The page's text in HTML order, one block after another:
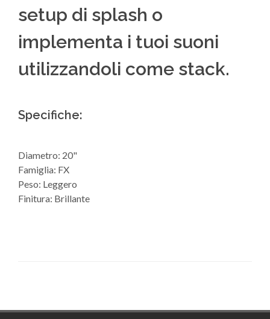
setup di splash o
implementa i tuoi suoni
utilizzandoli come stack.
Specifiche:
Diametro: 20"
Famiglia: FX
Peso: Leggero
Finitura: Brillante